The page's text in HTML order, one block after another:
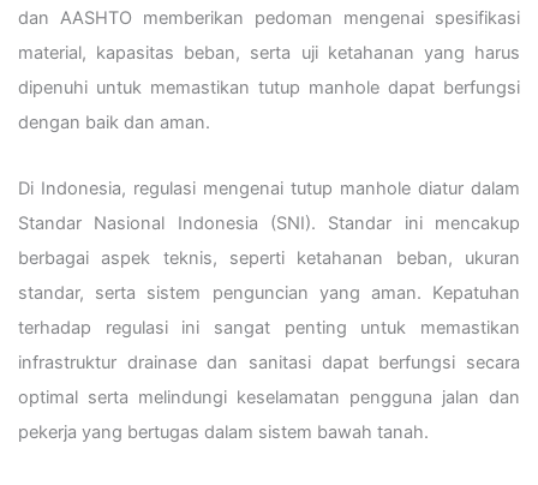
dan AASHTO memberikan pedoman mengenai spesifikasi
material, kapasitas beban, serta uji ketahanan yang harus
dipenuhi untuk memastikan tutup manhole dapat berfungsi
dengan baik dan aman.
Di Indonesia, regulasi mengenai tutup manhole diatur dalam
Standar Nasional Indonesia (SNI). Standar ini mencakup
berbagai aspek teknis, seperti ketahanan beban, ukuran
standar, serta sistem penguncian yang aman. Kepatuhan
terhadap regulasi ini sangat penting untuk memastikan
infrastruktur drainase dan sanitasi dapat berfungsi secara
optimal serta melindungi keselamatan pengguna jalan dan
pekerja yang bertugas dalam sistem bawah tanah.